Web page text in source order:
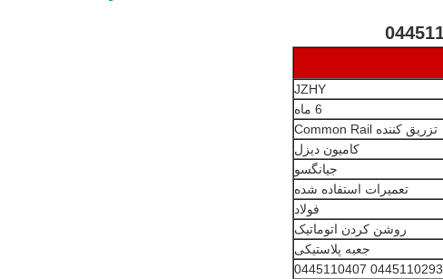
JZHY
6 ماه
تزریق کننده Common Rail
کامیون دیزل
جیانگسو
تعمیرات استفاده شده
فولاد
روشن کردن اتوماتیک
جعبه پلاستیکی
0445110293 0445110407